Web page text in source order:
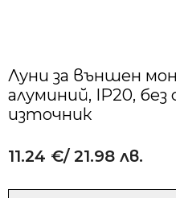
Луни за външен
алуминий, IP20,
източник
11.24 €/ 21.98 лв.